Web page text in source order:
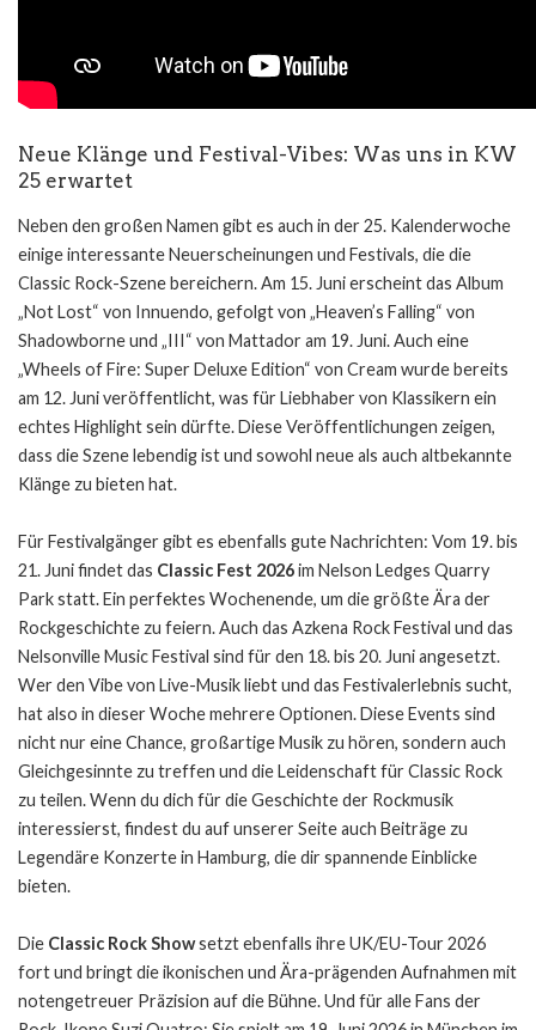
Neue Klänge und Festival-Vibes: Was uns in KW
25 erwartet
Neben den großen Namen gibt es auch in der 25. Kalenderwoche
einige interessante Neuerscheinungen und Festivals, die die
Classic Rock-Szene bereichern. Am 15. Juni erscheint das Album
„Not Lost“ von Innuendo, gefolgt von „Heaven’s Falling“ von
Shadowborne und „III“ von Mattador am 19. Juni. Auch eine
„Wheels of Fire: Super Deluxe Edition“ von Cream wurde bereits
am 12. Juni veröffentlicht, was für Liebhaber von Klassikern ein
echtes Highlight sein dürfte. Diese Veröffentlichungen zeigen,
dass die Szene lebendig ist und sowohl neue als auch altbekannte
Klänge zu bieten hat.
Für Festivalgänger gibt es ebenfalls gute Nachrichten: Vom 19. bis
21. Juni findet das Classic Fest 2026im Nelson Ledges Quarry
Park statt. Ein perfektes Wochenende, um die größte Ära der
Rockgeschichte zu feiern. Auch das Azkena Rock Festival und das
Nelsonville Music Festival sind für den 18. bis 20. Juni angesetzt.
Wer den Vibe von Live-Musik liebt und das Festivalerlebnis sucht,
hat also in dieser Woche mehrere Optionen. Diese Events sind
nicht nur eine Chance, großartige Musik zu hören, sondern auch
Gleichgesinnte zu treffen und die Leidenschaft für Classic Rock
zu teilen. Wenn du dich für die Geschichte der Rockmusik
interessierst, findest du auf unserer Seite auch Beiträge zu
Legendäre Konzerte in Hamburg, die dir spannende Einblicke
bieten.
Die Classic Rock Showsetzt ebenfalls ihre UK/EU-Tour 2026
fort und bringt die ikonischen und Ära-prägenden Aufnahmen mit
notengetreuer Präzision auf die Bühne. Und für alle Fans der